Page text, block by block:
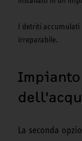
I detriti accumulati
irreparabile.
La seconda